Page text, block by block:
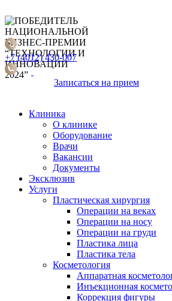
+7 (4012) 430-007
Записаться на прием
Клиника
О клинике
Оборудование
Врачи
Вакансии
Документы
Эксклюзив
Услуги
Пластическая хирургия
Операции на веках
Операции на носу
Операции на груди
Пластика лица
Пластика тела
Косметология
Аппаратная
Инъекционная
Коррекция фигуры